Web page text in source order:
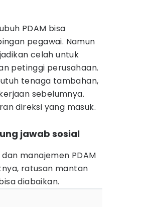
PDAM bisa
pegawai. Namun
celah untuk
petinggi perusahaan.
tenaga tambahan,
sebelumnya.
direksi yang masuk.
jawab sosial
manajemen PDAM
ratusan mantan
diabaikan.